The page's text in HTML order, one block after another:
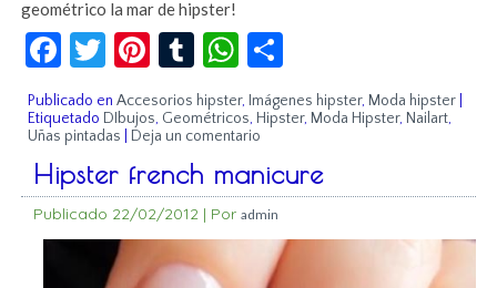
geométrico la mar de hipster!
Facebook
Twitter
Pinterest
TumblrWhatsApp
Publicado en Accesorios hipster, Imágenes hipster, Moda hipster
Etiquetado DIbujos, Geométricos, Hipster, Moda Hipster, Nailart,
Uñas pintadas
Deja un comentario
Hipster french manicure
Publicado 22/02/2012 | Por admin